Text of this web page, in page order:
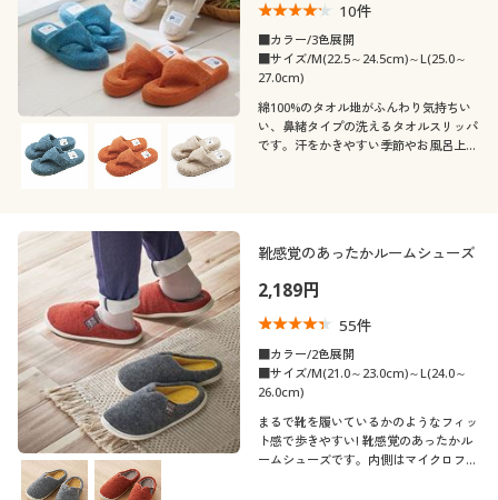
10件
■カラー/3色展開
■サイズ/M(22.5～24.5cm)～L(25.0～
27.0cm)
綿100%のタオル地がふんわり気持ちい
い、鼻緒タイプの洗えるタオルスリッパ
です。汗をかきやすい季節やお風呂上が
靴感覚のあったかルームシューズ
2,189円
55件
■カラー/2色展開
■サイズ/M(21.0～23.0cm)～L(24.0～
26.0cm)
まるで靴を履いているかのようなフィッ
ト感で歩きやすい! 靴感覚のあったかル
ームシューズです。内側はマイクロファ